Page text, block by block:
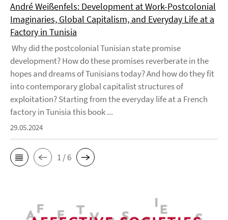
André Weißenfels: Development at Work-Postcolonial
Imaginaries, Global Capitalism, and Everyday Life at a
Factory in Tunisia
Why did the postcolonial Tunisian state promise
development? How do these promises reverberate in the
hopes and dreams of Tunisians today? And how do they fit
into contemporary global capitalist structures of
exploitation? Starting from the everyday life at a French
factory in Tunisia this book ...
29.05.2024
1 / 6